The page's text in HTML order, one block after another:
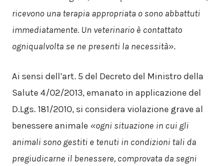
ricevono una terapia appropriata o sono abbattuti
immediatamente. Un veterinario è contattato
ogniqualvolta se ne presenti la necessità».
Ai sensi dell’art. 5 del Decreto del Ministro della
Salute 4/02/2013, emanato in applicazione del
D.Lgs. 181/2010, si considera violazione grave al
benessere animale «ogni situazione in cui gli
animali sono gestiti e tenuti in condizioni tali da
pregiudicarne il benessere, comprovata da segni